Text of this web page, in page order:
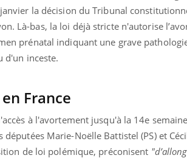
la décision du Tribunal
Là-bas, la loi déjà stricte n'autorise
prénatal indiquant une grave
d'un inceste.
France
à l'avortement jusqu'à la 14e
députées Marie-Noëlle Battistel (PS) et
de loi polémique, préconisent